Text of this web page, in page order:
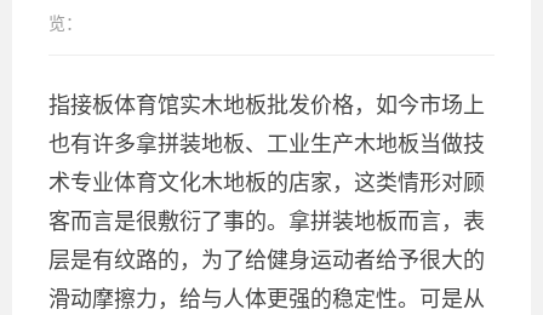
览：
指接板体育馆实木地板批发价格，如今市场上
也有许多拿拼装地板、工业生产木地板当做技
术专业体育文化木地板的店家，这类情形对顾
客而言是很敷衍了事的。拿拼装地板而言，表
层是有纹路的，为了给健身运动者给予很大的
滑动摩擦力，给与人体更强的稳定性。可是从